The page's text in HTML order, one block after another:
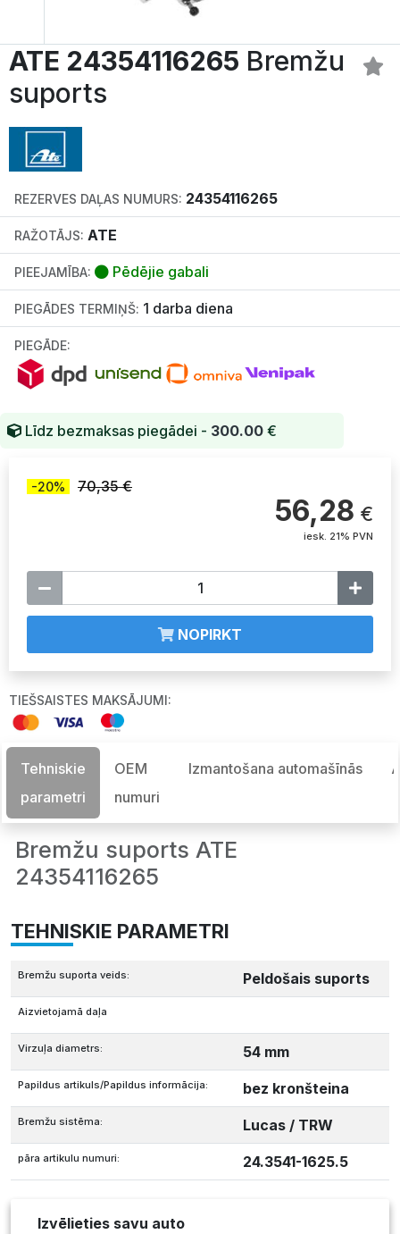
ATE 24354116265 Bremžu
suports
REZERVES DAĻAS NUMURS: 24354116265
RAŽOTĀJS: ATE
PIEEJAMĪBA: Pēdējie gabali
PIEGĀDES TERMIŅŠ: 1 darba diena
PIEGĀDE:
Līdz bezmaksas piegādei - 300.00 €
-20% 70,35 €
56,28 €
iesk. 21% PVN
NOPIRKT
TIEŠSAISTES MAKSĀJUMI:
Tehniskie
parametri
OEM
numuri
Izmantošana automašīnās
Bremžu suports ATE
24354116265
TEHNISKIE PARAMETRI
Bremžu suporta veids: Peldošais suports
Aizvietojamā daļa
Virzuļa diametrs: 54 mm
Papildus artikuls/Papildus informācija: bez kronšteina
Bremžu sistēma: Lucas / TRW
pāra artikulu numuri: 24.3541-1625.5
Izvēlieties savu auto